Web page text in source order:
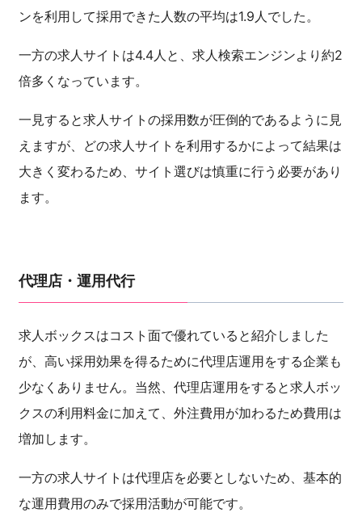
ンを利用して採用できた人数の平均は1.9人でした。
一方の求人サイトは4.4人と、求人検索エンジンより約2
倍多くなっています。
一見すると求人サイトの採用数が圧倒的であるように見
えますが、どの求人サイトを利用するかによって結果は
大きく変わるため、サイト選びは慎重に行う必要があり
ます。
代理店・運用代行
求人ボックスはコスト面で優れていると紹介しました
が、高い採用効果を得るために代理店運用をする企業も
少なくありません。当然、代理店運用をすると求人ボッ
クスの利用料金に加えて、外注費用が加わるため費用は
増加します。
一方の求人サイトは代理店を必要としないため、基本的
な運用費用のみで採用活動が可能です。